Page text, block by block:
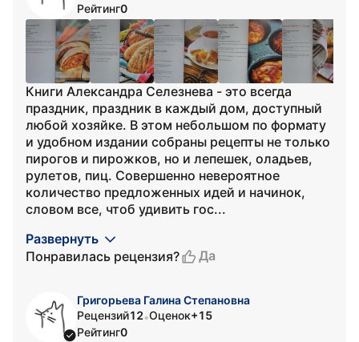
Рейтинг0
Книги Александра Селезнева - это всегда
праздник, праздник в каждый дом, доступный
любой хозяйке. В этом небольшом по формату
и удобном издании собраны рецепты не только
пирогов и пирожков, но и лепешек, оладьев,
рулетов, пиц. Совершенно невероятное
количество предложенных идей и начинок,
словом все, чтоб удивить гос...
Развернуть
Понравилась рецензия?
Да
Григорьева Галина Степановна
Рецензий12•Оценок+15
Рейтинг0